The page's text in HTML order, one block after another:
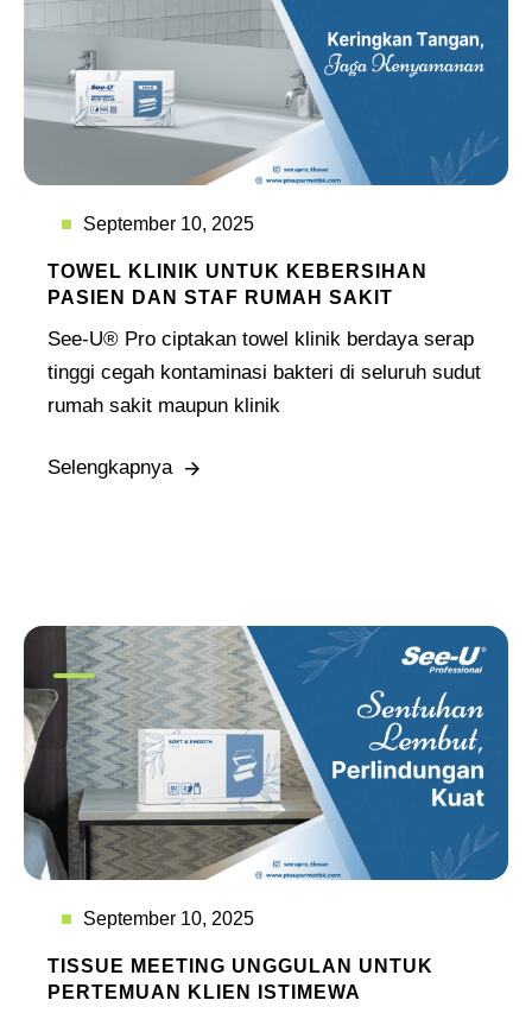
September 10, 2025
TOWEL KLINIK UNTUK KEBERSIHAN
PASIEN DAN STAF RUMAH SAKIT
See-U® Pro ciptakan towel klinik berdaya serap
tinggi cegah kontaminasi bakteri di seluruh sudut
rumah sakit maupun klinik
Selengkapnya
September 10, 2025
TISSUE MEETING UNGGULAN UNTUK
PERTEMUAN KLIEN ISTIMEWA